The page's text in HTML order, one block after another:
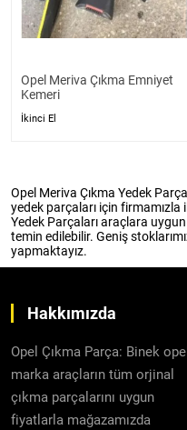
Opel Meriva Çıkma Emniyet
Kemeri
İkinci El
Opel Meriva Çıkma Yedek
yedek parçaları için firmamızla
Yedek Parçaları araçlara
temin edilebilir. Geniş
yapmaktayız.
Hakkımızda
Opel Çıkma Parça: Binek opel
marka araçların tüm orjinal
çıkma parçalarını uygun
fiyatlarla mağazamızda